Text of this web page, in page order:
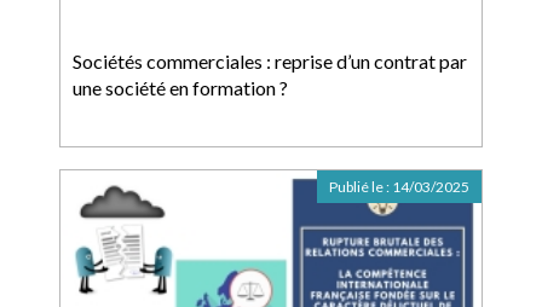
Sociétés commerciales : reprise d’un contrat par
une société en formation ?
Publié le : 14/03/2025